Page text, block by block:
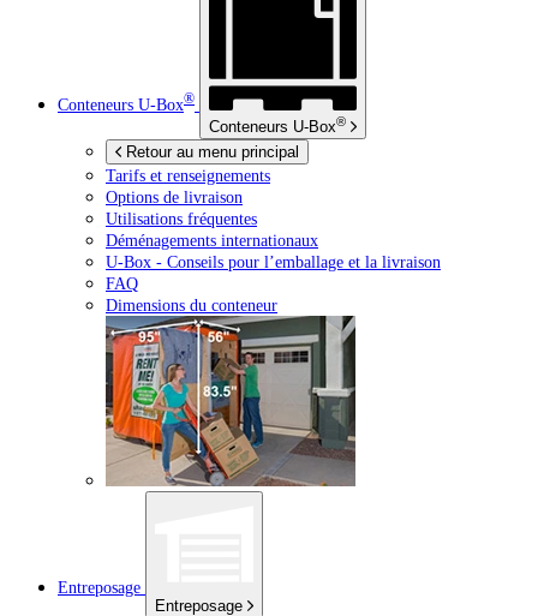
Conteneurs U-Box®
Conteneurs U-Box®
Retour au menu principal
Tarifs et renseignements
Options de livraison
Utilisations fréquentes
Déménagements internationaux
U-Box - Conseils pour l’emballage et la livraison
FAQ
Dimensions du conteneur
Entreposage
Entreposage